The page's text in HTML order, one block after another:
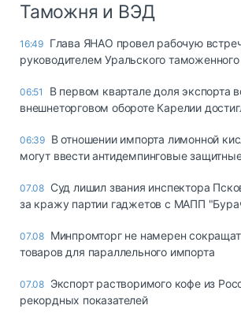
Таможня и ВЭД
16:49 Глава ЯНАО провел рабочую
руководителем Уральского
06:51
В первом квартале доля экспорта
внешнеторговом обороте Карелии
06:39 В отношении импорта лимонной
могут ввести антидемпинговые
07.08 Суд лишил звания инспектора
за кражу партии гаджетов с МАПП
07.08 Минпромторг не намерен
товаров для параллельного импорта
07.08 Экспорт растворимого кофе из
рекордных показателей